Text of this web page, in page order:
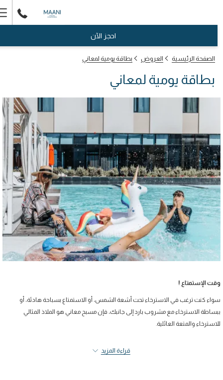
احجز الآن
الصفحة الرئيسية العروض بطاقة يومية لمعاني
بطاقة يومية لمعاني
الإستمتاع !
كنت ترغب في الاسترخاء تحت أشعة الشمس، أو الاستمتاع بسباحة هادئة، أو
الاسترخاء مع مشروب بارد إلى جانبك، فإن مسبح معاني هو الملاذ المثالي
والمتعة العائلية.
قراءة المزيد